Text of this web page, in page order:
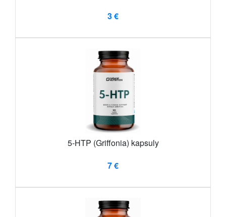
3 €
5-HTP (Griffonia) kapsuly
7 €